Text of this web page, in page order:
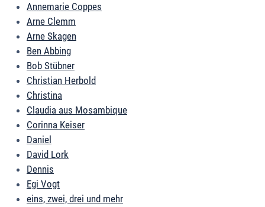
Annemarie Coppes
Arne Clemm
Arne Skagen
Ben Abbing
Bob Stübner
Christian Herbold
Christina
Claudia aus Mosambique
Corinna Keiser
Daniel
David Lork
Dennis
Egi Vogt
eins, zwei, drei und mehr